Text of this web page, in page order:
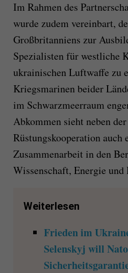
Im Rahmen des
wurde zudem vereinbart,
Großbritanniens zur
Spezialisten für westliche
ukrainischen Luftwaffe zu
Kriegsmarinen beider
im Schwarzmeerraum
Abkommen sieht neben der
Rüstungskooperation auch
Zusammenarbeit in den
Wissenschaft, Energie und
Weiterlesen
Frieden im
Selenskyj will